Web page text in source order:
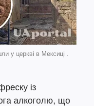
у церкві в Мексиці .
із
алкоголю, що